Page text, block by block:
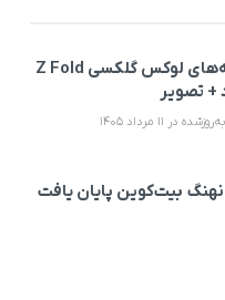
کاویار از نسخه‌های لوکس گلکسی Z Fold